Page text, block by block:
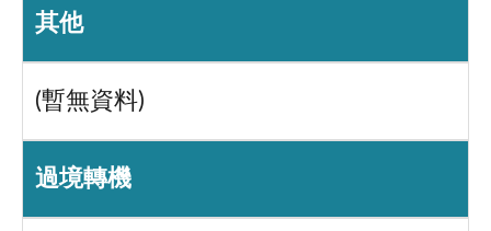
其他
(暫無資料)
過境轉機